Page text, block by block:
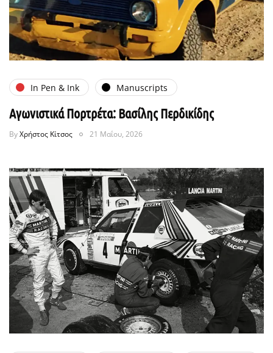
In Pen & Ink Manuscripts
Αγωνιστικά Πορτρέτα: Βασίλης Περδικίδης
ByΧρήστος Κίτσος 21 Μαΐου, 2026